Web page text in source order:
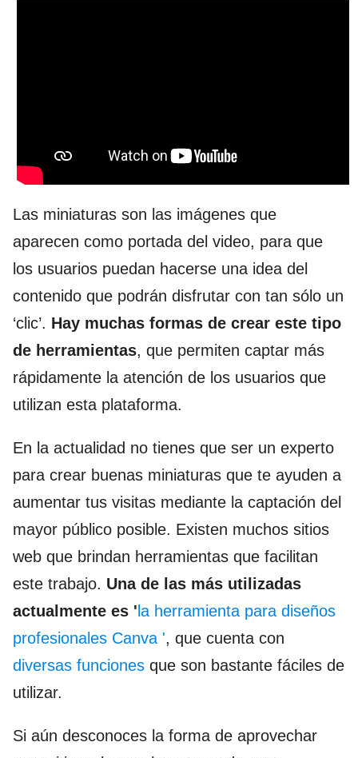
Las miniaturas son las imágenes que
aparecen como portada del video, para que
los usuarios puedan hacerse una idea del
contenido que podrán disfrutar con tan sólo un
‘clic’. Hay muchas formas de crear este tipo
de herramientas, que permiten captar más
rápidamente la atención de los usuarios que
utilizan esta plataforma.
En la actualidad no tienes que ser un experto
para crear buenas miniaturas que te ayuden a
aumentar tus visitas mediante la captación del
mayor público posible. Existen muchos sitios
web que brindan herramientas que facilitan
este trabajo. Una de las más utilizadas
actualmente es ' a herramienta para diseños
profesionales Canva ', que cuenta con
diversas funciones que son bastante fáciles de
utilizar.
Si aún desconoces la forma de aprovechar